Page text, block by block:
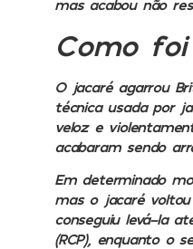
mas acabou não
Como
O jacaré agarrou
técnica usada por
veloz e
acabaram sendo
Em determinado
mas o jacaré
conseguiu levá-la
(RCP), enquanto o